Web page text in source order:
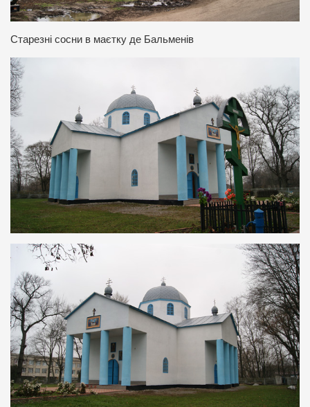
Старезні сосни в маєтку де Бальменів